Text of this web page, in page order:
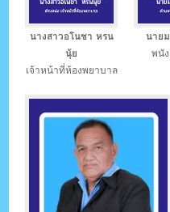
นางสาวอโนชา หรน
นุ้ย
เจ้าหน้าที่ห้องพยาบาล
นาย
พนั